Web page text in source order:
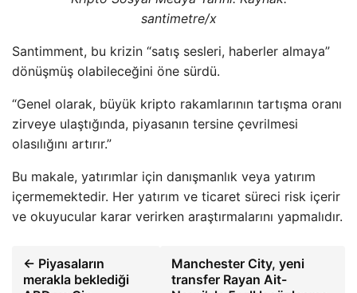
santimetre/x
Santimment, bu krizin “satış sesleri, haberler almaya”
dönüşmüş olabileceğini öne sürdü.
“Genel olarak, büyük kripto rakamlarının tartışma oranı
zirveye ulaştığında, piyasanın tersine çevrilmesi
olasılığını artırır.”
Bu makale, yatırımlar için danışmanlık veya yatırım
içermemektedir. Her yatırım ve ticaret süreci risk içerir
ve okuyucular karar verirken araştırmalarını yapmalıdır.
← Piyasaların
merakla beklediği
Manchester City, yeni
transfer Rayan Ait-